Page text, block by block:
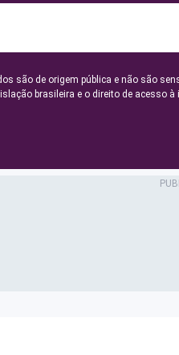
são de origem pública e não são
brasileira e o direito de acesso